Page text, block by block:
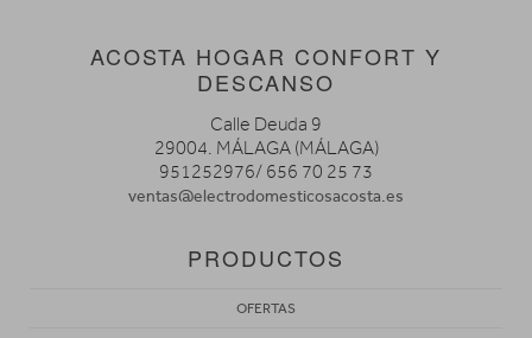
ACOSTA HOGAR CONFORT Y
DESCANSO
Calle Deuda 9
29004. MÁLAGA (MÁLAGA)
951252976/ 656 70 25 73
ventas@electrodomesticosacosta.es
PRODUCTOS
OFERTAS